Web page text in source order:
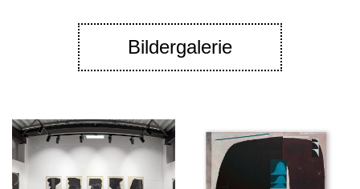
Bildergalerie